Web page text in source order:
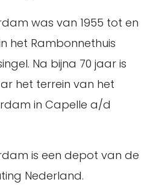
was van 1955 tot en
het Rambonnethuis
Na bijna 70 jaar is
het terrein van het
in Capelle a/d
is een depot van de
Nederland.